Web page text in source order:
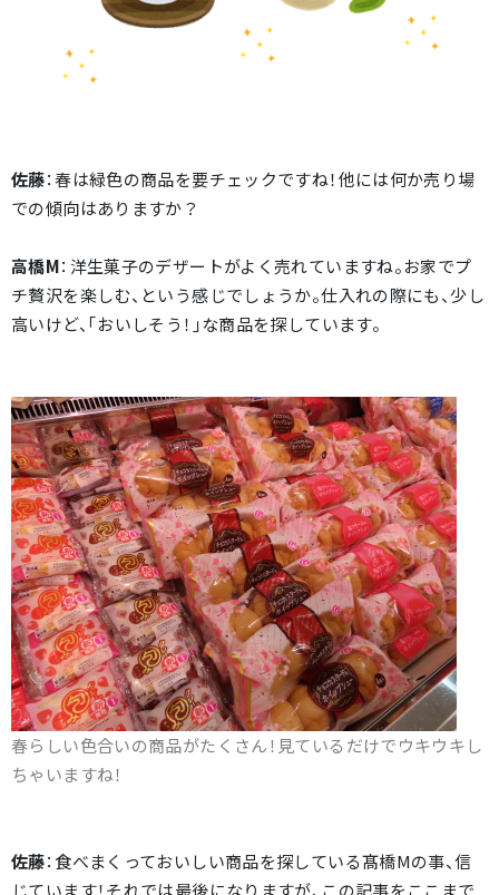
佐藤：春は緑色の商品を要チェックですね！他には何か売り場
での傾向はありますか？
高橋M：洋生菓子のデザートがよく売れていますね。お家でプ
チ贅沢を楽しむ、という感じでしょうか。仕入れの際にも、少し
高いけど、「おいしそう！」な商品を探しています。
春らしい色合いの商品がたくさん！見ているだけでウキウキし
ちゃいますね！
佐藤：食べまくっておいしい商品を探している髙橋Mの事、信